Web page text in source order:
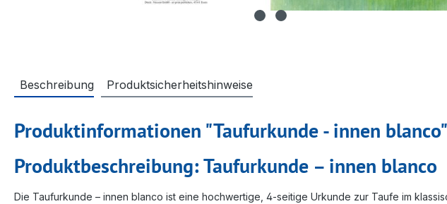
Beschreibung Produktsicherheitshinweise
Produktinformationen "Taufurkunde - innen blanco"
Produktbeschreibung: Taufurkunde – innen blanco
Die Taufurkunde – innen blanco ist eine hochwertige, 4-seitige Urkunde zur Taufe im